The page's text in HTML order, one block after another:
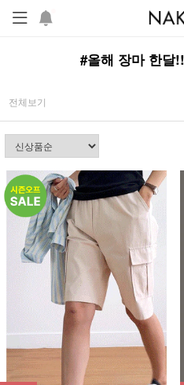
시즌오프 1+1 기획
#올해 장마 한달
전체보기